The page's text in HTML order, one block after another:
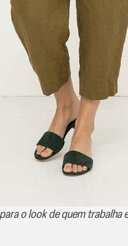
o look de quem trabalha